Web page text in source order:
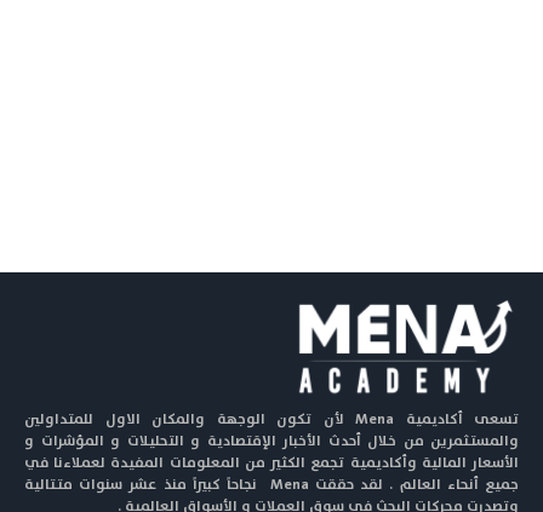
تسعى أكاديمية Mena لأن تكون الوجهة والمكان الاول للمتداولين
والمستثمرين من خلال أحدث الأخبار الإقتصادية و التحليلات و المؤشرات و
الأسعار المالية وأكاديمية تجمع الكثير من المعلومات المفيدة لعملاءنا في
جميع أنحاء العالم . لقد حققت Mena نجاحاً كبيراً منذ عشر سنوات متتالية
وتصدرت محركات البحث في سوق العملات و الأسواق العالمية .